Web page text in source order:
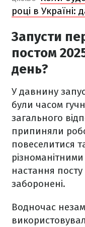
році в
Запусти
постом
день?
У давнину
були часом
загального
припиняли
повеселитися
настання посту
заборонені.
Водночас